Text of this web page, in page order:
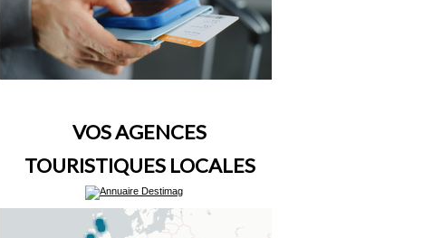
VOS AGENCES
TOURISTIQUES LOCALES